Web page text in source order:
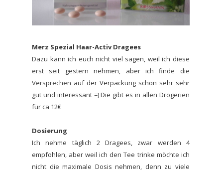
Merz Spezial Haar-Activ Dragees
Dazu kann ich euch nicht viel sagen, weil ich diese
erst seit gestern nehmen, aber ich finde die
Versprechen auf der Verpackung schon sehr sehr
gut und interessant =) Die gibt es in allen Drogerien
für ca 12€
Dosierung
Ich nehme täglich 2 Dragees, zwar werden 4
empfohlen, aber weil ich den Tee trinke möchte ich
nicht die maximale Dosis nehmen, denn zu viele